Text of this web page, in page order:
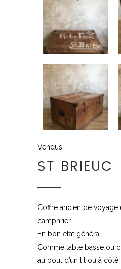
Vendus
ST BRIEUC
Coffre ancien de voyage
camphrier.
En bon état général.
Comme table basse ou
au bout d’un lit ou à côté